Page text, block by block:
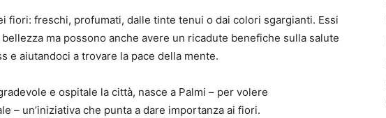
fiori: freschi, profumati, dalle tinte tenui o dai colori sgargianti. Essi
ma possono anche avere un ricadute benefiche sulla salute
e aiutandoci a trovare la pace della mente.
e ospitale la città, nasce a Palmi – per volere
– un’iniziativa che punta a dare importanza ai fiori.